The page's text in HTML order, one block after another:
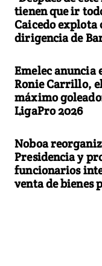
tienen que ir
Caicedo explota
dirigencia de
Emelec anuncia
Ronie Carrillo,
máximo
LigaPro 2026
Noboa
Presidencia y
funcionarios
venta de bienes